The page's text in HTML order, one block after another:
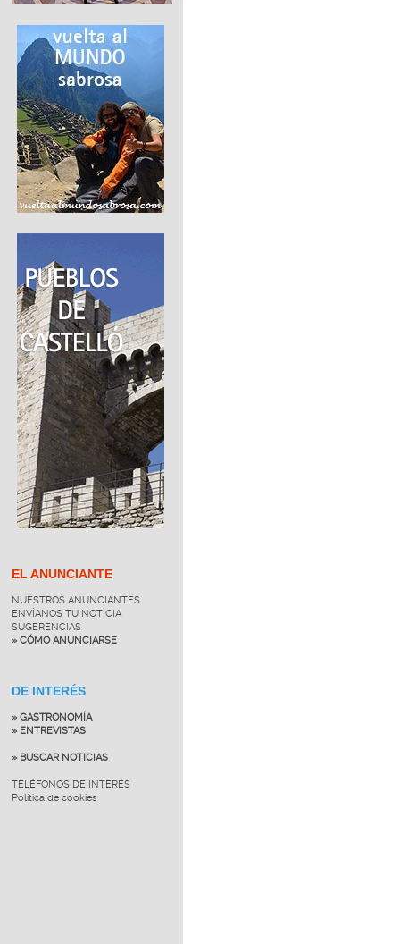
EL ANUNCIANTE
NUESTROS ANUNCIANTES
ENVÍANOS TU NOTICIA
SUGERENCIAS
» CÓMO ANUNCIARSE
DE INTERÉS
» GASTRONOMÍA
» ENTREVISTAS
» BUSCAR NOTICIAS
TELÉFONOS DE INTERÉS
Política de cookies